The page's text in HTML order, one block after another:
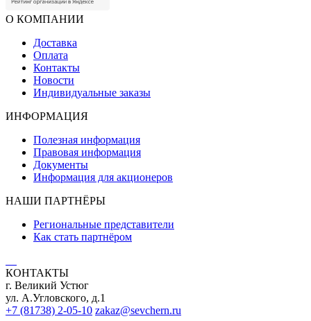
О КОМПАНИИ
Доставка
Оплата
Контакты
Новости
Индивидуальные заказы
ИНФОРМАЦИЯ
Полезная информация
Правовая информация
Документы
Информация для акционеров
НАШИ ПАРТНЁРЫ
Региональные представители
Как стать партнёром
КОНТАКТЫ
г. Великий Устюг
ул. А.Угловского, д.1
+7 (81738) 2-05-10 zakaz@sevchern.ru